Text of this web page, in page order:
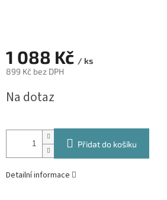
1 088 Kč / ks
899 Kč bez DPH
cena:
Na dotaz
Přidat do košíku
Detailní informace